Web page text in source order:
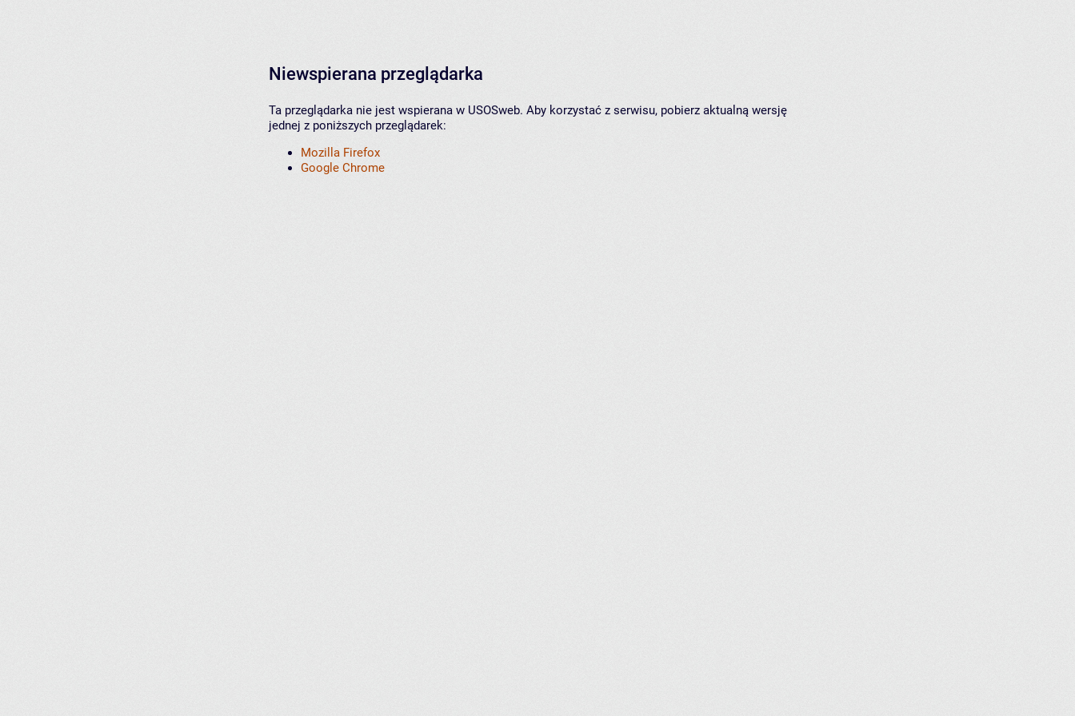
Niewspierana przeglądarka
Ta przeglądarka nie jest wspierana w USOSweb. Aby korzystać z serwisu, pobierz aktualną wersję
jednej z poniższych przeglądarek:
Mozilla Firefox
Google Chrome